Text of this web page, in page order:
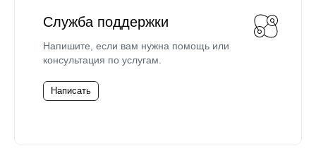
Служба поддержки
Напишите, если вам нужна помощь или
консультация по услугам.
Написать